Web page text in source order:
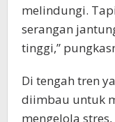
melindungi.
serangan
tinggi,”
Di tengah tren
diimbau untuk
mengelola